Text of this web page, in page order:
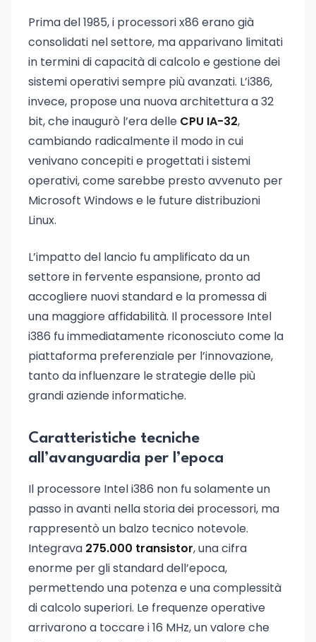
Prima del 1985, i processori x86 erano già
consolidati nel settore, ma apparivano limitati
in termini di capacità di calcolo e gestione dei
sistemi operativi sempre più avanzati. L’i386,
invece, propose una nuova architettura a 32
bit, che inaugurò l’era delle CPU IA-32,
cambiando radicalmente il modo in cui
venivano concepiti e progettati i sistemi
operativi, come sarebbe presto avvenuto per
Microsoft Windows e le future distribuzioni
Linux.
L’impatto del lancio fu amplificato da un
settore in fervente espansione, pronto ad
accogliere nuovi standard e la promessa di
una maggiore affidabilità. Il processore Intel
i386 fu immediatamente riconosciuto come la
piattaforma preferenziale per l’innovazione,
tanto da influenzare le strategie delle più
grandi aziende informatiche.
Caratteristiche tecniche
all’avanguardia per l’epoca
Il processore Intel i386 non fu solamente un
passo in avanti nella storia dei processori, ma
rappresentò un balzo tecnico notevole.
Integrava 275.000 transistor, una cifra
enorme per gli standard dell’epoca,
permettendo una potenza e una complessità
di calcolo superiori. Le frequenze operative
arrivarono a toccare i 16 MHz, un valore che